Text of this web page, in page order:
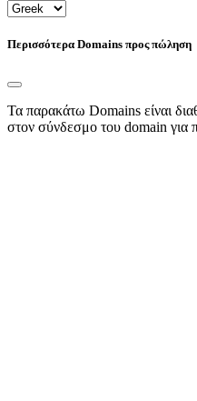
Περισσότερα Domains προς πώληση
Τα παρακάτω Domains είναι
στον σύνδεσμο του domain για